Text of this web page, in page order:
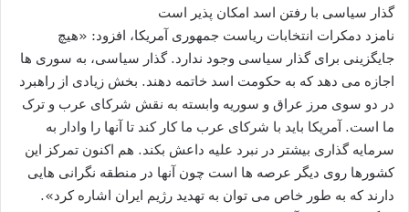
گذار سیاسی با رفتن اسد امکان پذیر است
نامزد دمکرات انتخابات ریاست جمهوری آمریکا، افزود: «هیچ
جایگزینی برای گذار سیاسی وجود ندارد. گذار سیاسی، به سوری ها
اجازه می دهد که به حکومت اسد خاتمه دهند. بخش زیادی از راهبرد
در دو سوی مرز عراق و سوریه وابسته به نقش شرکای عرب و ترک
ما است. آمریکا باید با شرکای عرب ما کار کند تا آنها را وادار به
سرمایه گذاری بیشتر در نبرد علیه داعش بکند. هم اکنون تمرکز این
کشورها روی دیگر عرصه ها است چون آنها در منطقه نگرانی هایی
دارند که به طور خاص می توان به تهدید رژیم ایران اشاره کرد».